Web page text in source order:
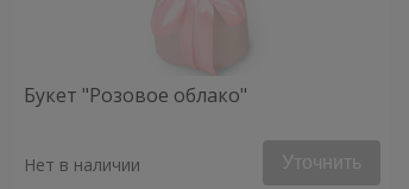
Букет "Розовое облако"
Нет в наличии Уточнить